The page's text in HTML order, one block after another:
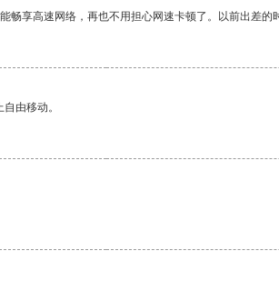
享高速网络，再也不用担心网速卡顿了。以前出差
由移动。